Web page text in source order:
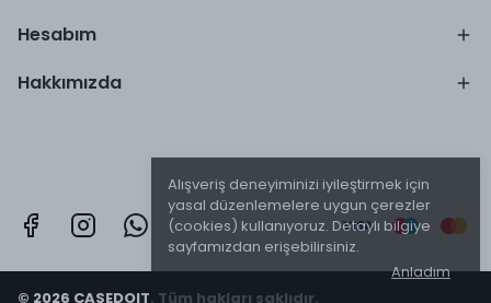
Alışveriş deneyiminizi iyileştirmek için
yasal düzenlemelere uygun çerezler
(cookies) kullanıyoruz. Detaylı bilgiye
sayfamızdan erişebilirsiniz.
Anladım
Hesabım
Hakkımızda
© 2026 CASEDOIT. Tüm hakları saklıdır.